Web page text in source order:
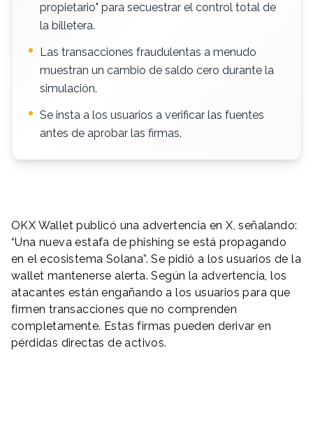
propietario" para secuestrar el control total de
la billetera.
Las transacciones fraudulentas a menudo
muestran un cambio de saldo cero durante la
simulación.
Se insta a los usuarios a verificar las fuentes
antes de aprobar las firmas.
OKX Wallet publicó una advertencia en X, señalando:
“Una nueva estafa de phishing se está propagando
en el ecosistema Solana”. Se pidió a los usuarios de la
wallet mantenerse alerta. Según la advertencia, los
atacantes están engañando a los usuarios para que
firmen transacciones que no comprenden
completamente. Estas firmas pueden derivar en
pérdidas directas de activos.